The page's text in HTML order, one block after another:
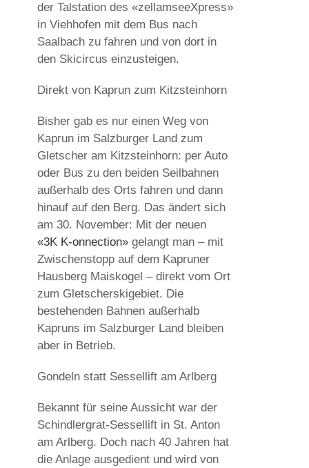
der Talstation des «zellamseeXpress»
in Viehhofen mit dem Bus nach
Saalbach zu fahren und von dort in
den Skicircus einzusteigen.
Direkt von Kaprun zum Kitzsteinhorn
Bisher gab es nur einen Weg von
Kaprun im Salzburger Land zum
Gletscher am Kitzsteinhorn: per Auto
oder Bus zu den beiden Seilbahnen
außerhalb des Orts fahren und dann
hinauf auf den Berg. Das ändert sich
am 30. November: Mit der neuen
«3K K-onnection» gelangt man – mit
Zwischenstopp auf dem Kapruner
Hausberg Maiskogel – direkt vom Ort
zum Gletscherskigebiet. Die
bestehenden Bahnen außerhalb
Kapruns im Salzburger Land bleiben
aber in Betrieb.
Gondeln statt Sessellift am Arlberg
Bekannt für seine Aussicht war der
Schindlergrat-Sessellift in St. Anton
am Arlberg. Doch nach 40 Jahren hat
die Anlage ausgedient und wird von